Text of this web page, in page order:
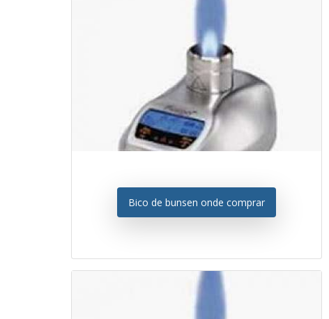
Bico de bunsen onde comprar